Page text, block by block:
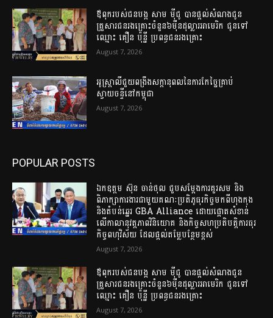
ឪពុករបស់ជនបង្ក សាម ម៉ីជូ បានផ្តល់សំណងជូន
គ្រួសារជនរងគ្រោះចំនួន៦ម៉ឺនដុល្លារអាមេរិក ជូនទៅ​
ឈ្មោះ​ គឿន​ ប៉ុន្នី​ ប្រពន្ធជនរងគ្រោះ​
August 7, 2026
អូស្ត្រាលីជួយពង្រឹងសក្តានុពលនៃការកែច្នៃគ្រាប់
ស្វាយចន្ទីនៅកម្ពុជា
August 7, 2026
POPULAR POSTS
ឯកឧត្តម ស៊ុន ចាន់ថុល ជួបសម្តែងការគួរសម និង
ពិភាក្សាការងារជាមួយគណៈប្រតិភូធុរកិច្ចមកពីហុងកុង
និងតំបន់ឆ្នេរ GBA Alliance ដោយផ្តោតសំខាន់
លើកាលានុវត្តភាពវិនិយោគ និងកិច្ចសហប្រតិបត្តិការធុរ
កិច្ចពហុវិស័យ ដែលផ្តល់តម្លែបន្ថែមខ្ពស់
August 7, 2026
ឪពុករបស់ជនបង្ក សាម ម៉ីជូ បានផ្តល់សំណងជូន
គ្រួសារជនរងគ្រោះចំនួន៦ម៉ឺនដុល្លារអាមេរិក ជូនទៅ​
ឈ្មោះ​ គឿន​ ប៉ុន្នី​ ប្រពន្ធជនរងគ្រោះ​
August 7, 2026